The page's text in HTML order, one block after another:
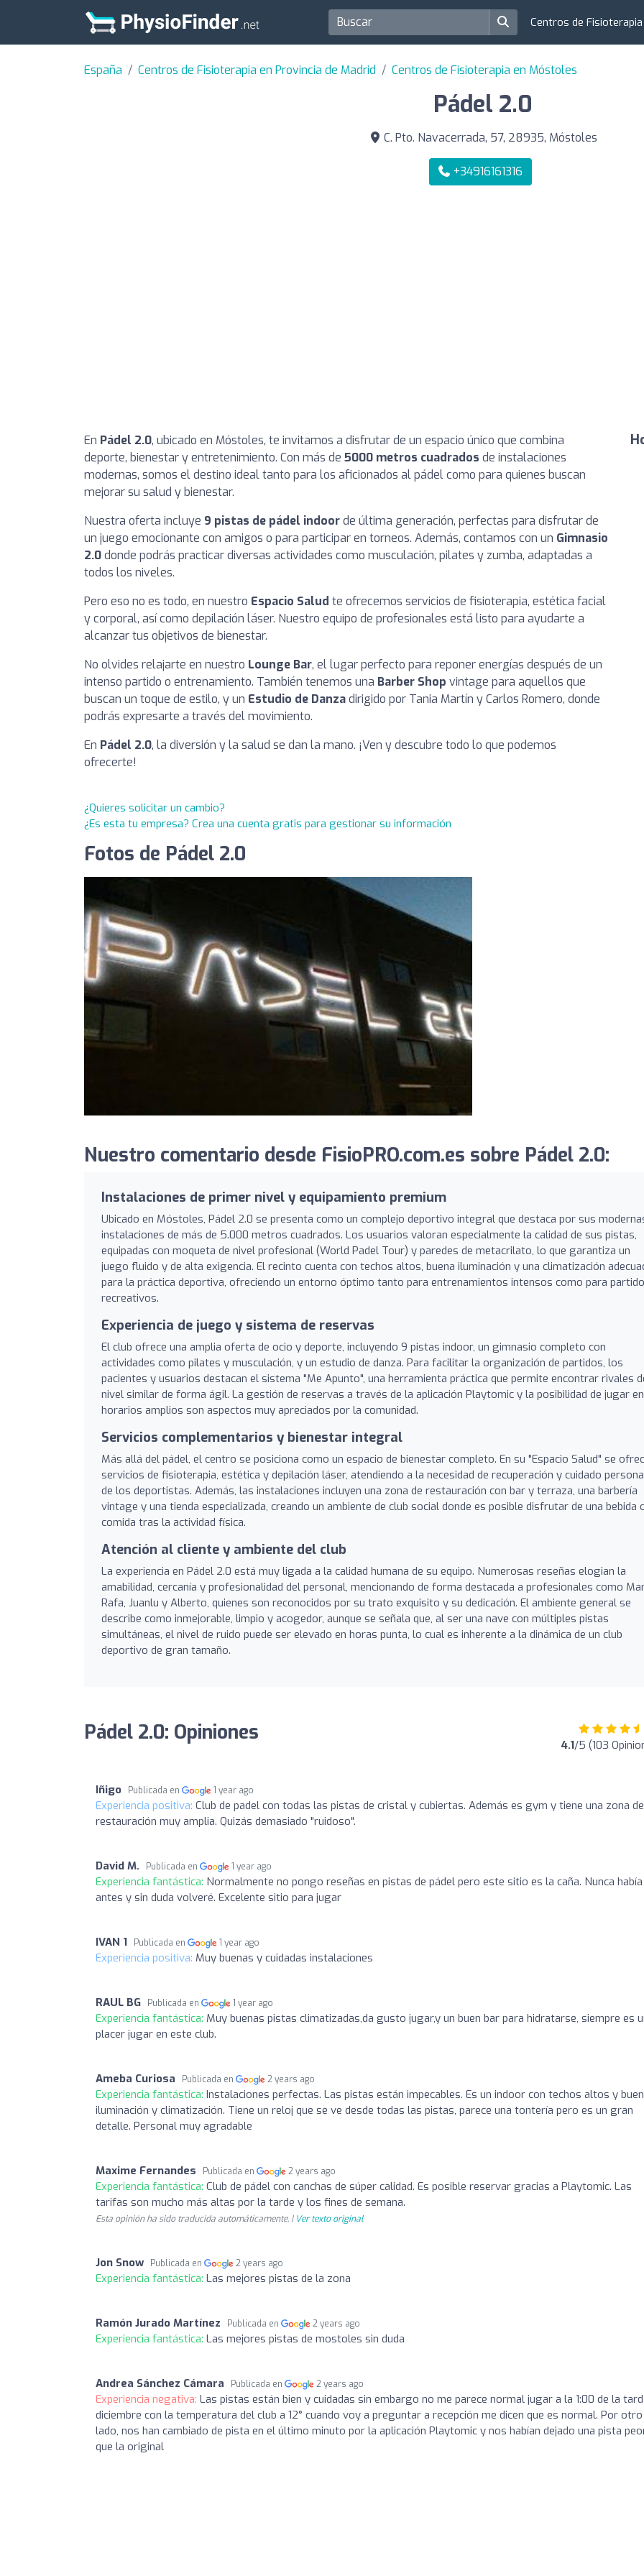
Centros de Fisioterapia
España Centros de Fisioterapia en Provincia de Madrid Centros de Fisioterapia en Móstoles
Pádel 2.0
C. Pto. Navacerrada, 57, 28935, Móstoles
+34916161316
En Pádel 2.0, ubicado en Móstoles, te invitamos a disfrutar de un espacio único que combina
deporte, bienestar y entretenimiento. Con más de 5000 metros cuadrados de instalaciones
modernas, somos el destino ideal tanto para los aficionados al pádel como para quienes buscan
mejorar su salud y bienestar.
Nuestra oferta incluye 9 pistas de pádel indoorde última generación, perfectas para disfrutar de
un juego emocionante con amigos o para participar en torneos. Además, contamos con un Gimnasio
2.0donde podrás practicar diversas actividades como musculación, pilates y zumba, adaptadas a
todos los niveles.
Pero eso no es todo, en nuestro Espacio Salud te ofrecemos servicios de fisioterapia, estética facial
y corporal, así como depilación láser. Nuestro equipo de profesionales está listo para ayudarte a
alcanzar tus objetivos de bienestar.
No olvides relajarte en nuestro Lounge Bar, el lugar perfecto para reponer energías después de un
intenso partido o entrenamiento. También tenemos una Barber Shop vintage para aquellos que
buscan un toque de estilo, y un Estudio de Danzadirigido por Tania Martín y Carlos Romero, donde
podrás expresarte a través del movimiento.
En Pádel 2.0, la diversión y la salud se dan la mano. ¡Ven y descubre todo lo que podemos
ofrecerte!
¿Quieres solicitar un cambio?
¿Es esta tu empresa? Crea una cuenta gratis para gestionar su información
Fotos de Pádel 2.0
Nuestro comentario desde FisioPRO.com.es sobre Pádel 2.0:
Instalaciones de primer nivel y equipamiento premium
Ubicado en Móstoles, Pádel 2.0 se presenta como un complejo deportivo integral que destaca por sus
instalaciones de más de 5.000 metros cuadrados. Los usuarios valoran especialmente la calidad de sus pistas,
equipadas con moqueta de nivel profesional (World Padel Tour) y paredes de metacrilato, lo que garantiza un
juego fluido y de alta exigencia. El recinto cuenta con techos altos, buena iluminación y una climatización
para la práctica deportiva, ofreciendo un entorno óptimo tanto para entrenamientos intensos como para
recreativos.
Experiencia de juego y sistema de reservas
El club ofrece una amplia oferta de ocio y deporte, incluyendo 9 pistas indoor, un gimnasio completo con
actividades como pilates y musculación, y un estudio de danza. Para facilitar la organización de partidos, los
pacientes y usuarios destacan el sistema "Me Apunto", una herramienta práctica que permite encontrar rivales
nivel similar de forma ágil. La gestión de reservas a través de la aplicación Playtomic y la posibilidad de jugar en
horarios amplios son aspectos muy apreciados por la comunidad.
Servicios complementarios y bienestar integral
Más allá del pádel, el centro se posiciona como un espacio de bienestar completo. En su "Espacio Salud" se
servicios de fisioterapia, estética y depilación láser, atendiendo a la necesidad de recuperación y cuidado
de los deportistas. Además, las instalaciones incluyen una zona de restauración con bar y terraza, una barbería
vintage y una tienda especializada, creando un ambiente de club social donde es posible disfrutar de una bebida
comida tras la actividad física.
Atención al cliente y ambiente del club
La experiencia en Pádel 2.0 está muy ligada a la calidad humana de su equipo. Numerosas reseñas elogian la
amabilidad, cercanía y profesionalidad del personal, mencionando de forma destacada a profesionales como
Rafa, Juanlu y Alberto, quienes son reconocidos por su trato exquisito y su dedicación. El ambiente general se
describe como inmejorable, limpio y acogedor, aunque se señala que, al ser una nave con múltiples pistas
simultáneas, el nivel de ruido puede ser elevado en horas punta, lo cual es inherente a la dinámica de un club
deportivo de gran tamaño.
Pádel 2.0: Opiniones 4.1/5 (103
Iñigo Publicada en 1 year ago
Experiencia positiva: Club de padel con todas las pistas de cristal y cubiertas. Además es gym y tiene una zona de
restauración muy amplia. Quizás demasiado "ruidoso".
David M. Publicada en 1 year ago
Experiencia fantástica: Normalmente no pongo reseñas en pistas de pádel pero este sitio es la caña. Nunca
antes y sin duda volveré. Excelente sitio para jugar
IVAN 1 Publicada en 1 year ago
Experiencia positiva: Muy buenas y cuidadas instalaciones
RAUL BG Publicada en 1 year ago
Experiencia fantástica: Muy buenas pistas climatizadas,da gusto jugar,y un buen bar para hidratarse, siempre es
placer jugar en este club.
Ameba Curiosa Publicada en 2 years ago
Experiencia fantástica: Instalaciones perfectas. Las pistas están impecables. Es un indoor con techos altos y
iluminación y climatización. Tiene un reloj que se ve desde todas las pistas, parece una tontería pero es un gran
detalle. Personal muy agradable
Maxime Fernandes Publicada en 2 years ago
Experiencia fantástica: Club de pádel con canchas de súper calidad. Es posible reservar gracias a Playtomic. Las
tarifas son mucho más altas por la tarde y los fines de semana.
Esta opinión ha sido traducida automáticamente. | Ver texto original
Jon Snow Publicada en 2 years ago
Experiencia fantástica: Las mejores pistas de la zona
Ramón Jurado Martínez Publicada en 2 years ago
Experiencia fantástica: Las mejores pistas de mostoles sin duda
Andrea Sánchez Cámara Publicada en 2 years ago
Experiencia negativa: Las pistas están bien y cuidadas sin embargo no me parece normal jugar a la 1:00 de la
diciembre con la temperatura del club a 12° cuando voy a preguntar a recepción me dicen que es normal. Por otro
lado, nos han cambiado de pista en el último minuto por la aplicación Playtomic y nos habían dejado una pista
que la original